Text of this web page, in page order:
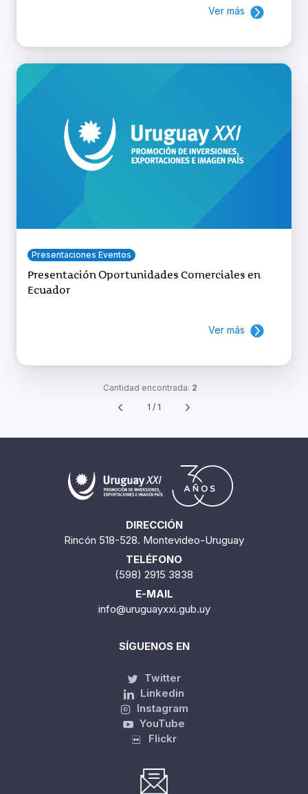
Ver más
Presentaciones Eventos
Presentación Oportunidades Comerciales en
Ecuador
Ver más
Cantidad encontrada: 2
1 / 1
DIRECCIÓN
Rincón 518-528. Montevideo-Uruguay
TELÉFONO
(598) 2915 3838
E-MAIL
info@uruguayxxi.gub.uy
SÍGUENOS EN
Twitter
Linkedin
Instagram
YouTube
Flickr